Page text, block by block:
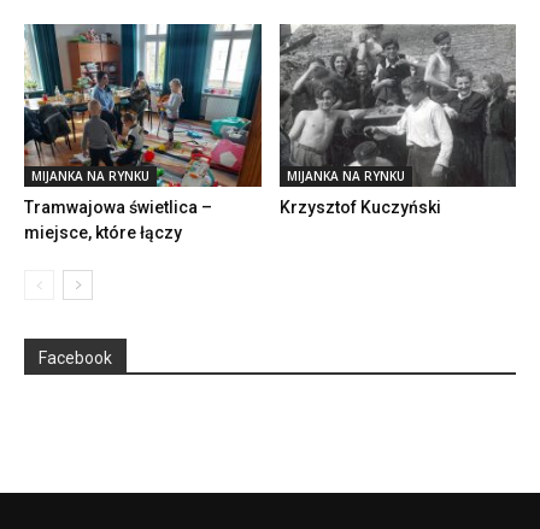
MIJANKA NA RYNKU
Tramwajowa świetlica –
miejsce, które łączy
MIJANKA NA RYNKU
Krzysztof Kuczyński
Facebook